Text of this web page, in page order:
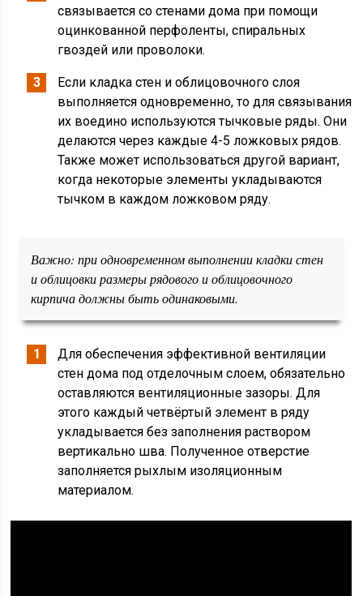
связывается со стенами дома при помощи
оцинкованной перфоленты, спиральных
гвоздей или проволоки.
Если кладка стен и облицовочного слоя
выполняется одновременно, то для связывания
их воедино используются тычковые ряды. Они
делаются через каждые 4-5 ложковых рядов.
Также может использоваться другой вариант,
когда некоторые элементы укладываются
тычком в каждом ложковом ряду.
Важно: при одновременном выполнении кладки стен
и облицовки размеры рядового и облицовочного
кирпича должны быть одинаковыми.
Для обеспечения эффективной вентиляции
стен дома под отделочным слоем, обязательно
оставляются вентиляционные зазоры. Для
этого каждый четвёртый элемент в ряду
укладывается без заполнения раствором
вертикально шва. Полученное отверстие
заполняется рыхлым изоляционным
материалом.